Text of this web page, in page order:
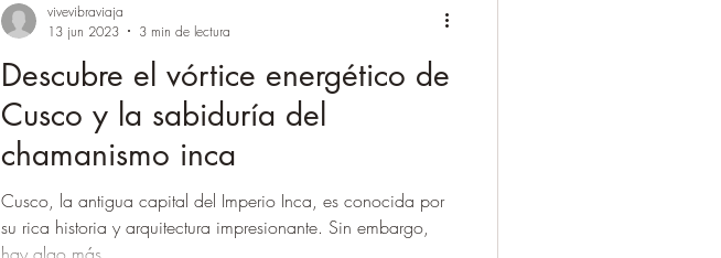
Descubre el vórtice energético de
Cusco y la sabiduría del
chamanismo inca
Cusco, la antigua capital del Imperio Inca, es conocida por
su rica historia y arquitectura impresionante. Sin embargo,
hay algo más...
vivevibraviaja
13 jun 2023
3 min de lectura